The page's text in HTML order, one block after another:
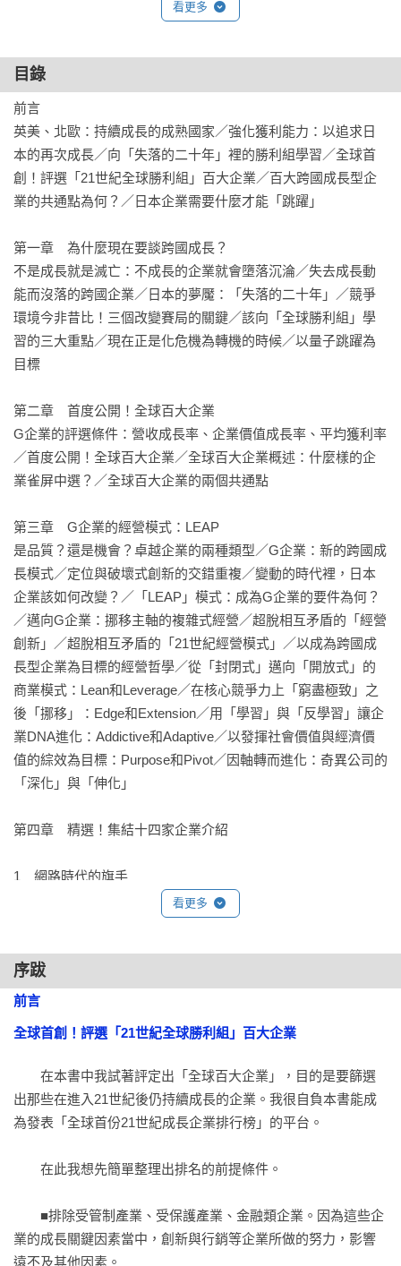
第二部分（第四章至第六章）則依網路、健康照護、電子、汽
及幾家未參與排名、或未進榜的遺珠企業，分析各企業進／落
榜原因。百大當中除了有以蘋果為首的四十一家美國企業，還
有十家日本企業。而在台灣家喻戶曉的台積電，作者也從地緣
政治、國家政策等角度，探討台積電所選擇的經營策略與定
位。
第三部分（第七章至後記）則是又回到作者為本書所設定的主
定觀念，追求全球性的、跳躍性的成長。
儘管作者最初預設的讀者對象為日本企業，但本書內容實則希
望能打破世人對「成熟產業就無法再成長」、「大企業就無法
再高速成長」的迷思，是每一位在新世紀中追求成長的企業
主、管理者所必讀。
【本書特色】
1. 「百大企業」吸睛：本書以獨特且具說服力的明確觀點，篩
選出全球百大成長企業，再以個案研究的方法，依產業別挑出
者想傳達的概念，有助於讀者閱讀與理解。
2. 作者的專業背景：作者目前在日本一橋大學國際企業策略研
究所任教，該校為日本財經領袖的搖籃；先前於哈佛商學院就
讀時，畢業成績是全班前 5%，成為「貝克學者」，是第二位獲
此榮銜的日本人；作者先於麥肯錫顧問公司服務 19 年，成為資
深合夥人，現在是波士頓顧問公司的資深顧問，這兩家是全球
非常知名的顧問公司。本書所挑選的全球百大企業也是作者與
波士頓顧問公司合作篩選的。
3. 絕佳個案陣容：書中提到的個案，除了台灣讀者耳熟能詳的
台積電及美、日等各國企業，也有一般人或許比較陌生的個別
案陣容組合。
4. 內容深度：每篇個案分析的篇幅雖不長，但作者旁徵博引企
管理論和野中郁次郎、菲利浦．科特勒、麥可．波特等當代各
植了本書的知識性與深度。
看更多
目錄
前言
英美、北歐：持續成長的成熟國家／強化獲利能力：以追求日
本的再次成長／向「失落的二十年」裡的勝利組學習／全球首
創！評選「21世紀全球勝利組」百大企業／百大跨國成長型企
業的共通點為何？／日本企業需要什麼才能「跳躍」
第一章　為什麼現在要談跨國成長？
不是成長就是滅亡：不成長的企業就會墮落沉淪／失去成長動
能而沒落的跨國企業／日本的夢魘：「失落的二十年」／競爭
環境今非昔比！三個改變賽局的關鍵／該向「全球勝利組」學
習的三大重點／現在正是化危機為轉機的時候／以量子跳躍為
目標
第二章　首度公開！全球百大企業
G企業的評選條件：營收成長率、企業價值成長率、平均獲利率
／首度公開！全球百大企業／全球百大企業概述：什麼樣的企
業雀屏中選？／全球百大企業的兩個共通點
第三章　G企業的經營模式：LEAP
是品質？還是機會？卓越企業的兩種類型／G企業：新的跨國成
長模式／定位與破壞式創新的交錯重複／變動的時代裡，日本
企業該如何改變？／「LEAP」模式：成為G企業的要件為何？
／邁向G企業：挪移主軸的複雜式經營／超脫相互矛盾的「經營
創新」／超脫相互矛盾的「21世紀經營模式」／以成為跨國成
長型企業為目標的經營哲學／從「封閉式」邁向「開放式」的
商業模式：Lean和Leverage／在核心競爭力上「窮盡極致」之
後「挪移」：Edge和Extension／用「學習」與「反學習」讓企
業DNA進化：Addictive和Adaptive／以發揮社會價值與經濟價
值的綜效為目標：Purpose和Pivot／因軸轉而進化：奇異公司的
「深化」與「伸化」
第四章　精選！集結十四家企業介紹
1　網路時代的旗手
營收、企業價值成長的全球龍頭企業／徹底的聰明精省策略／
從蘋果1.0到蘋果3.0／找回迷失的「目的」／蘋果的雙重螺旋／
專欄　「蝴蝶模式」與「莫比烏斯運動」
網路世代的產物
未列入評比・相當於第二名　Google
純網路世代的崛起／施密特的「三百年構想」／不作惡！／
／用來實現21世紀型組織的各種機制／平台商業模式／不受股
邁向Google 3.0的創造性破壞
專欄　塊莖型組織與自我組織化的宇宙
看更多
序跋
前言
全球首創！評選「21世紀全球勝利組」百大企業
在本書中我試著評定出「全球百大企業」，目的是要篩選
出那些在進入21世紀後仍持續成長的企業。我很自負本書能成
為發表「全球首份21世紀成長企業排行榜」的平台。
在此我想先簡單整理出排名的前提條件。
■排除受管制產業、受保護產業、金融類企業。因為這些企
業的成長關鍵因素當中，創新與行銷等企業所做的努力，影響
遠不及其他因素。